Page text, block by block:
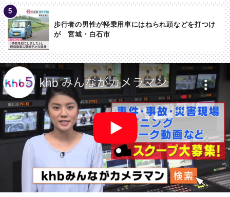
歩行者の男性が軽乗用車にはねられ頭などを打つけ
が 宮城・白石市